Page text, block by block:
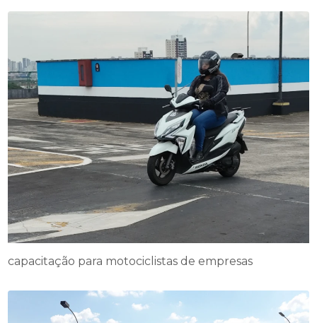
capacitação para motociclistas de empresas